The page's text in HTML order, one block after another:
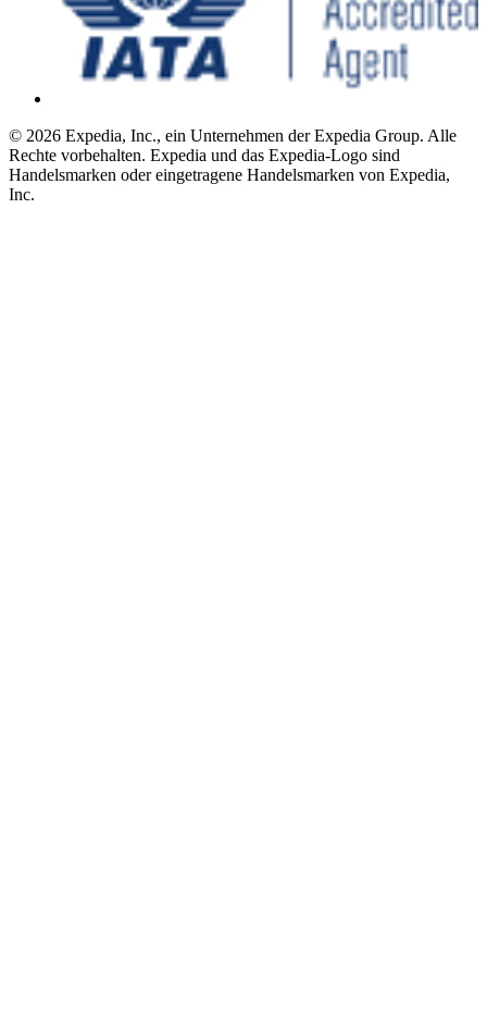
© 2026 Expedia, Inc., ein Unternehmen der Expedia Group. Alle
Rechte vorbehalten. Expedia und das Expedia-Logo sind
Handelsmarken oder eingetragene Handelsmarken von Expedia,
Inc.